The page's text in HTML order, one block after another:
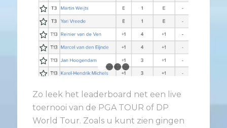
2
Zo leek het leaderboard net een live
toernooi van de PGA TOUR of DP
World Tour. Zoals u kunt zien gingen